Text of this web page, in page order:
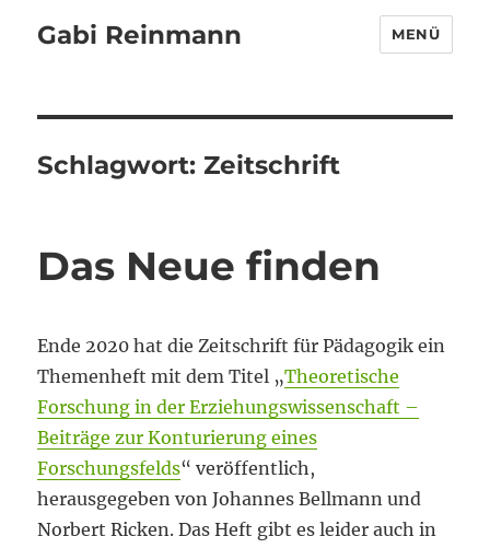
Gabi Reinmann MENÜ
Schlagwort:Zeitschrift
Das Neue finden
Ende 2020 hat die Zeitschrift für Pädagogik ein
Themenheft mit dem Titel „Theoretische
Forschung in der Erziehungswissenschaft –
Beiträge zur Konturierung eines
Forschungsfelds“ veröffentlich,
herausgegeben von Johannes Bellmann und
Norbert Ricken. Das Heft gibt es leider auch in